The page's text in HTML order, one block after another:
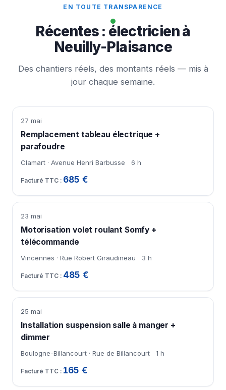
EN TOUTE TRANSPARENCE
Récentes : électricien à
Neuilly-Plaisance
Des chantiers réels, des montants réels — mis à
jour chaque semaine.
27 mai
Remplacement tableau électrique +
parafoudre
Clamart · Avenue Henri Barbusse 6 h
685 €
23 mai
Motorisation volet roulant Somfy +
télécommande
Vincennes · Rue Robert Giraudineau 3 h
485 €
25 mai
Installation suspension salle à manger +
dimmer
Boulogne-Billancourt · Rue de Billancourt 1 h
165 €